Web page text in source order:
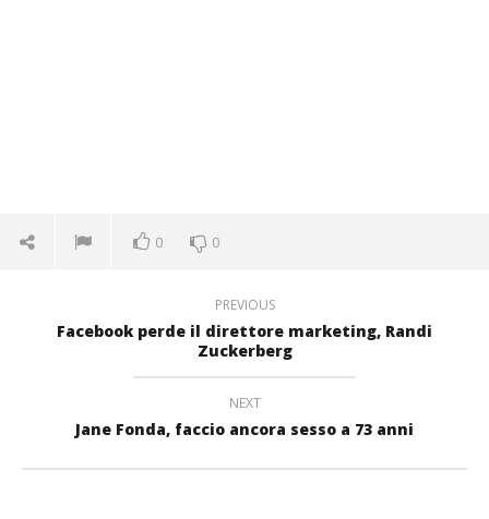
0 0
PREVIOUS
Facebook perde il direttore marketing, Randi
Zuckerberg
NEXT
Jane Fonda, faccio ancora sesso a 73 anni